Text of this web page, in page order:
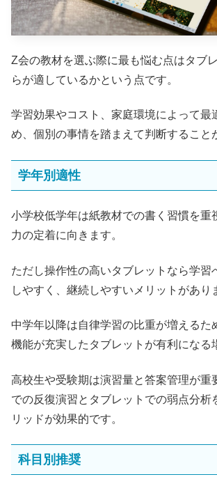
Z会の教材を選ぶ際に最も悩む点はタブ
らが適しているかという点です。
学習効果やコスト、家庭環境によって最
め、個別の事情を踏まえて判断すること
学年別適性
小学校低学年は紙教材での書く習慣を重
力の定着に向きます。
ただし操作性の高いタブレットなら学習
しやすく、継続しやすいメリットがあり
中学年以降は自律学習の比重が増えるた
機能が充実したタブレットが有利になる
高校生や受験期は演習量と答案管理が重
での反復演習とタブレットでの弱点分析
リッドが効果的です。
科目別推奨